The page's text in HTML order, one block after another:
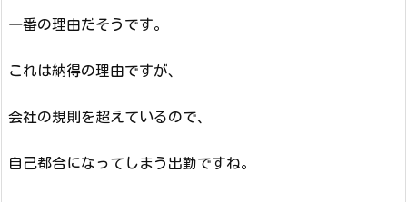
一番の理由だそうです。
これは納得の理由ですが、
会社の規則を超えているので、
自己都合になってしまう出勤ですね。